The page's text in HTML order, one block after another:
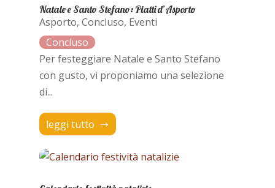
Natale e Santo Stefano: Piatti d’Asporto
Asporto, Concluso, Eventi
Per festeggiare Natale e Santo Stefano
con gusto, vi proponiamo una selezione
di...
leggi tutto